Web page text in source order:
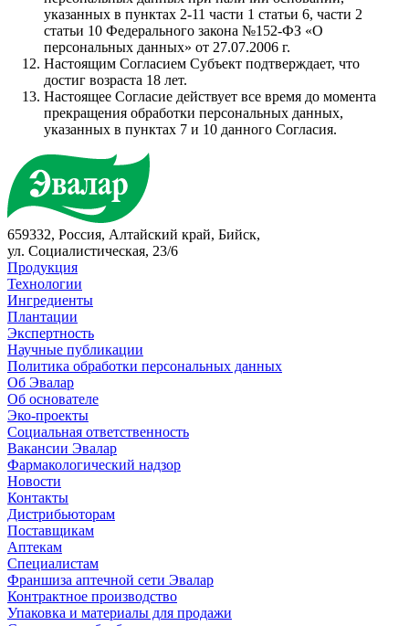
указанных в пунктах 2-11 части 1 статьи 6, части 2
статьи 10 Федерального закона №152-ФЗ «О
персональных данных» от 27.07.2006 г.
Настоящим Согласием Субъект подтверждает, что
достиг возраста 18 лет.
Настоящее Согласие действует все время до момента
прекращения обработки персональных данных,
указанных в пунктах 7 и 10 данного Согласия.
659332, Россия, Алтайский край, Бийск,
ул. Социалистическая, 23/6
Продукция
Технологии
Ингредиенты
Плантации
Экспертность
Научные публикации
Политика обработки персональных данных
Об Эвалар
Об основателе
Эко-проекты
Социальная ответственность
Вакансии Эвалар
Фармакологический надзор
Новости
Контакты
Дистрибьюторам
Поставщикам
Аптекам
Специалистам
Франшиза аптечной сети Эвалар
Контрактное производство
Упаковка и материалы для продажи